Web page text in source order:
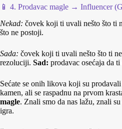
📱 4. Prodavac magle → Influencer
Nekad: čovek koji ti uvali nešto što ti
što ne postoji.
Sada: čovek koji ti uvali nešto što ti
rezoluciji. Sad: prodavac osećaja da
Sećate se onih likova koji su
kamen, ali se raspadnu na prvom
magle. Znali smo da nas lažu, znali
igra.